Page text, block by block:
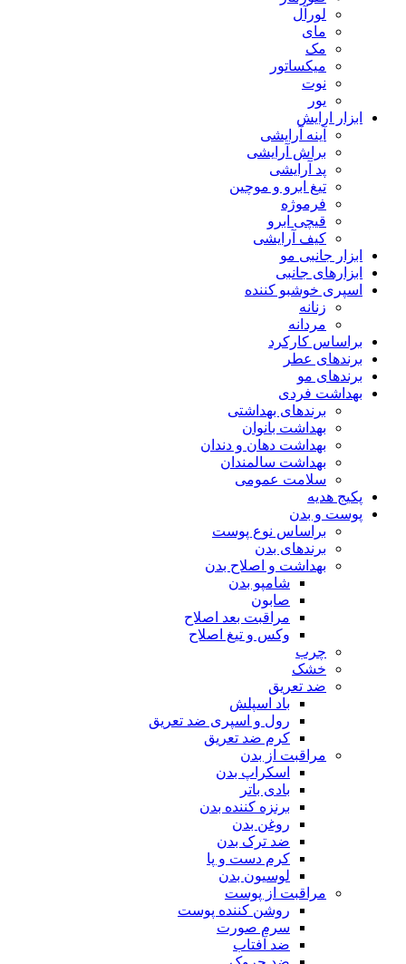
لورآل
مای
مک
میکساتور
نوت
یور
ابزار ارایش
آینه آرایشی
براش آرایشی
پد آرایشی
تیغ ابرو و موچین
فرموژه
قیچی ابرو
کیف آرایشی
ابزار جانبی مو
ابزارهای جانبی
اسپری خوشبو کننده
زنانه
مردانه
براساس کارکرد
برندهای عطر
برندهای مو
بهداشت فردی
برندهای بهداشتی
بهداشت بانوان
بهداشت دهان و دندان
بهداشت سالمندان
سلامت عمومی
پکیج هدیه
پوست و بدن
براساس نوع پوست
برندهای بدن
بهداشت و اصلاح بدن
شامپو بدن
صابون
مراقبت بعد اصلاح
وکس و تیغ اصلاح
چرب
خشک
ضد تعریق
باد اسپلش
رول و اسپری ضد تعریق
کرم ضد تعریق
مراقبت از بدن
اسکراپ بدن
بادی باتر
برنزه کننده بدن
روغن بدن
ضد ترک بدن
کرم دست و پا
لوسیون بدن
مراقبت از پوست
روشن کننده پوست
سرم صورت
ضد آفتاب